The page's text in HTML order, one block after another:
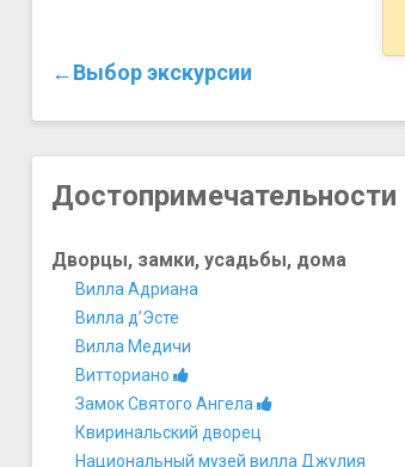
←Выбор экскурсии
Достопримечательности
Дворцы, замки, усадьбы, дома
Вилла Адриана
Вилла д’Эсте
Вилла Медичи
Витториано
Замок Святого Ангела
Квиринальский дворец
Национальный музей вилла Джулия